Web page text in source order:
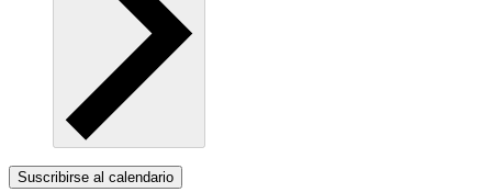
Suscribirse al calendario